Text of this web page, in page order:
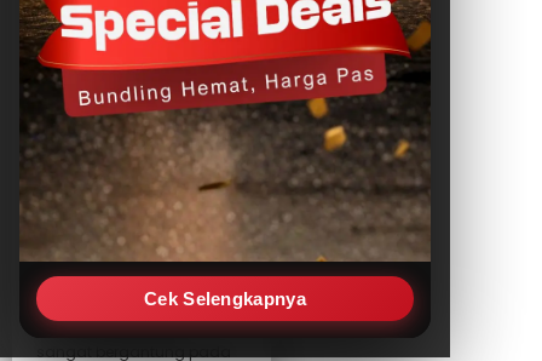
Cek Selengkapnya
Blogs
Pembahasan
Artikel
Komponen Utama
LWD
Infrastruktur Jalan
dan Rel Kereta Api
Konstruksi Bangunan
dan Pondasi
Proyek
Pertambangan dan
Timbunan
Kualitas infrastruktur